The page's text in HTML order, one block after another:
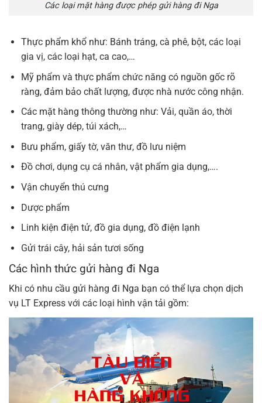
Các loại mặt hàng được phép gửi hàng đi Nga
Thực phẩm khổ như: Bánh tráng, cà phê, bột, các loại
gia vị, các loại hạt, ca cao,…
Mỹ phẩm và thực phẩm chức năng có nguồn gốc rõ
ràng, đảm bảo chất lượng, được nhà nước công nhận.
Các mặt hàng thông thường như: Vải, quần áo, thời
trang, giày dép, túi xách,…
Bưu phẩm, giấy tờ, văn thư, đồ lưu niệm
Đồ chơi, dụng cụ cá nhân, vật phẩm gia dụng,….
Vận chuyển thú cưng
Dược phẩm
Linh kiện điện tử, đồ gia dụng, đồ điện lạnh
Gửi trái cây, hải sản tươi sống
Các hình thức gửi hàng đi Nga
Khi có nhu cầu gửi hàng đi Nga bạn có thể lựa chọn dịch
vụ LT Express với các loại hình vận tải gồm: